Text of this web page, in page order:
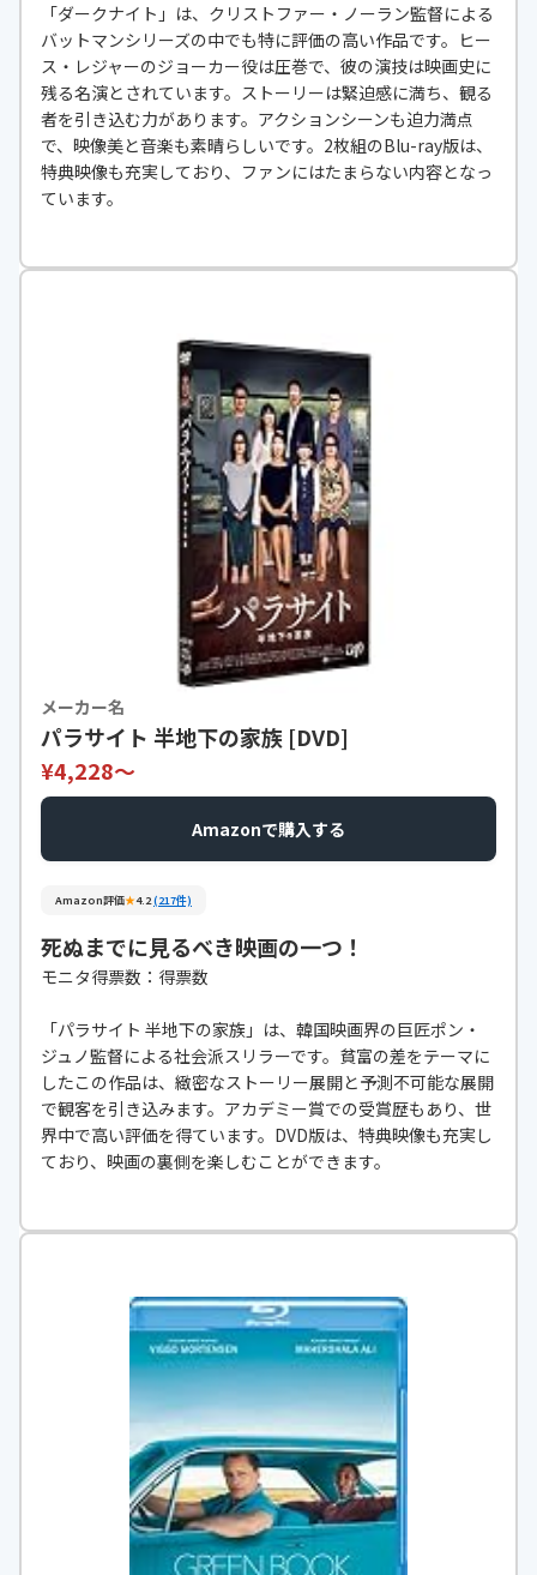
「ダークナイト」は、クリストファー・ノーラン監督による
バットマンシリーズの中でも特に評価の高い作品です。ヒー
ス・レジャーのジョーカー役は圧巻で、彼の演技は映画史に
残る名演とされています。ストーリーは緊迫感に満ち、観る
者を引き込む力があります。アクションシーンも迫力満点
で、映像美と音楽も素晴らしいです。2枚組のBlu-ray版は、
特典映像も充実しており、ファンにはたまらない内容となっ
ています。
メーカー名
パラサイト 半地下の家族 [DVD]
¥4,228〜
Amazonで購入する
Amazon評価★4.2(217件)
死ぬまでに見るべき映画の一つ！
モニタ得票数：得票数
「パラサイト 半地下の家族」は、韓国映画界の巨匠ポン・
ジュノ監督による社会派スリラーです。貧富の差をテーマに
したこの作品は、緻密なストーリー展開と予測不可能な展開
で観客を引き込みます。アカデミー賞での受賞歴もあり、世
界中で高い評価を得ています。DVD版は、特典映像も充実し
ており、映画の裏側を楽しむことができます。